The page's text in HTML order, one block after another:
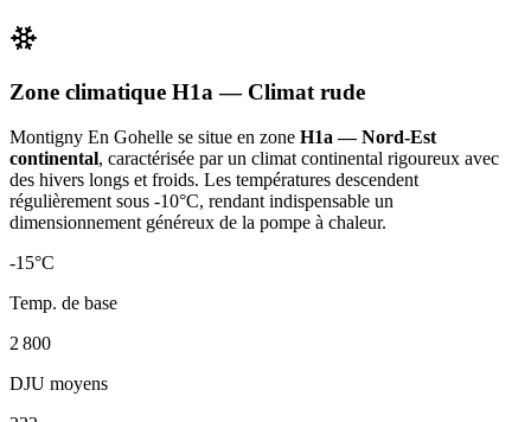
Zone climatique H1a — Climat rude
Montigny En Gohelle se situe en zone H1a — Nord-Est
continental, caractérisée par un climat continental rigoureux avec
des hivers longs et froids. Les températures descendent
régulièrement sous -10°C, rendant indispensable un
dimensionnement généreux de la pompe à chaleur.
-15°C
Temp. de base
2 800
DJU moyens